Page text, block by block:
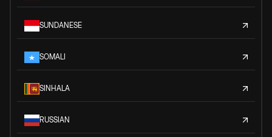
SUNDANESE
SOMALI
SINHALA
RUSSIAN